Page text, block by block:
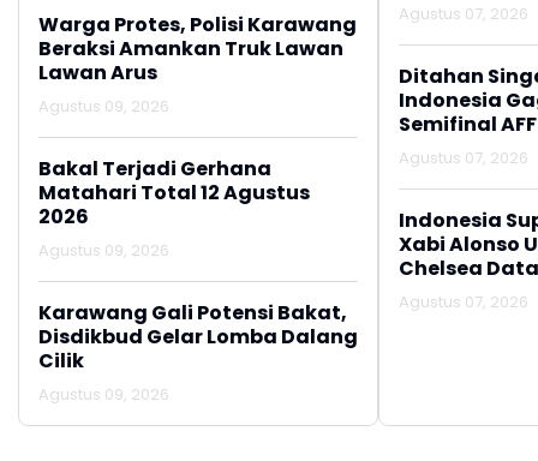
Warga Protes, Polisi Karawang
Beraksi Amankan Truk Lawan
Lawan Arus
Agustus 09, 2026
Bakal Terjadi Gerhana
Matahari Total 12 Agustus
2026
Agustus 09, 2026
Karawang Gali Potensi Bakat,
Disdikbud Gelar Lomba Dalang
Cilik
Agustus 09, 2026
Agustus 07, 2026
Ditahan
Indonesia
Semifinal
Agustus 07, 2026
Indonesia
Xabi Alonso
Chelsea
Agustus 07, 2026